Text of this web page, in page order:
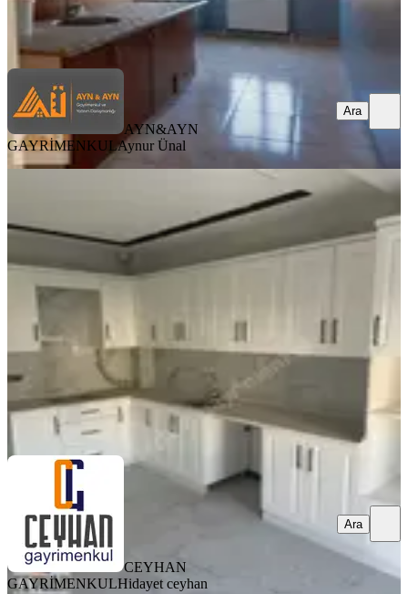
AYN&AYN GAYRİMENKULAynur Ünal
Ara
AYN&AYN
GAYRİMENKULAynur Ünal
Ara
Efendi'de 2+1, Yerden Isıtmalı,kiralık
Akhisar, Efendi Mahallesi
2+1·95 m²
CEYHAN GAYRİMENKUL Hidayet ceyhan
CEYHAN
GAYRİMENKULHidayet ceyhan
Ara